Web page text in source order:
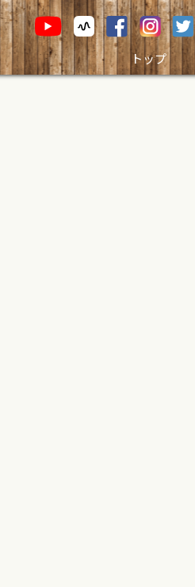
トップ